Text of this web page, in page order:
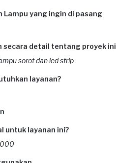
Lampu yang ingin di pasang
secara detail tentang proyek ini
sorot dan led strip
layanan?
untuk layanan ini?